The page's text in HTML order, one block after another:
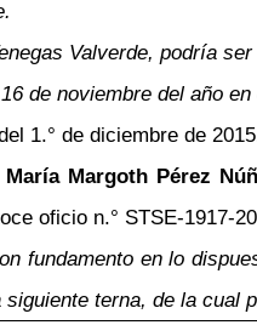
Valverde, podría
de noviembre del año
1.° de diciembre de
Margoth Pérez
oficio n.° STSE-1917-
fundamento en lo
terna, de la cual